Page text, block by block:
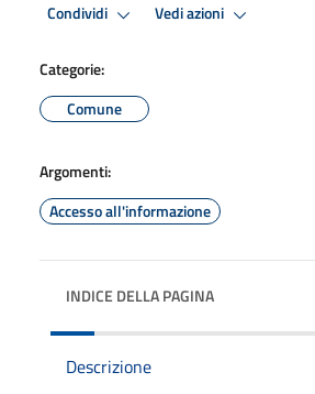
Condividi Vedi azioni
Categorie:
Comune
Argomenti:
Accesso all'informazione
INDICE DELLA PAGINA
Descrizione